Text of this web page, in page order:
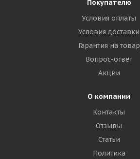
Покупателю
Условия оплаты
Условия доставки
Гарантия на товар
Вопрос-ответ
Акции
О компании
Контакты
Отзывы
Статьи
Политика